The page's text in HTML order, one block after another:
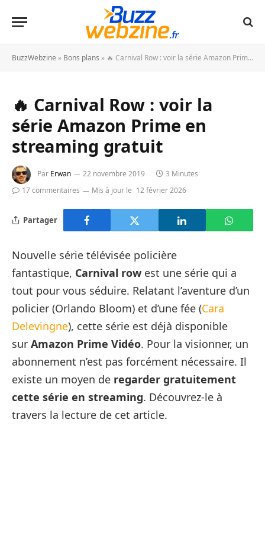
BuzzWebzine » Bons plans » 🔥 Carnival Row : voir la série Amazon Prime en streaming gratuit
🔥 Carnival Row : voir la
série Amazon Prime en
streaming gratuit
Par Erwan 22 novembre 2019
3 Minutes
17 commentaires
Mis à jour le 12 février 2026
Partager
Nouvelle série télévisée policière
fantastique, Carnival row est une série qui a
tout pour vous séduire. Relatant l’aventure d’un
policier (Orlando Bloom) et d’une fée (Cara
Delevingne), cette série est déjà disponible
sur Amazon Prime Vidéo. Pour la visionner, un
abonnement n’est pas forcément nécessaire. Il
existe un moyen de regarder gratuitement
cette série en streaming. Découvrez-le à
travers la lecture de cet article.